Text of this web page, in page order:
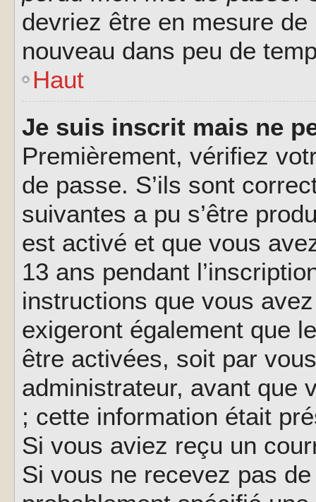
devriez être en mesure
nouveau dans peu de
Haut
Je suis inscrit mais ne
Premièrement, vérifiez
de passe. S’ils sont
suivantes a pu s’être
est activé et que vous
13 ans pendant
instructions que vous
exigeront également que
être activées, soit par
administrateur, avant que
; cette information était
Si vous aviez reçu un
Si vous ne recevez pas